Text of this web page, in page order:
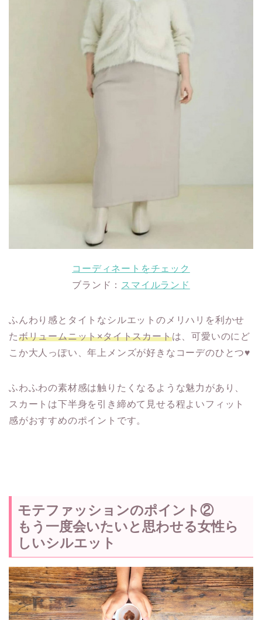
コーディネートをチェック
ブランド： スマイルランド
ふんわり感とタイトなシルエットのメリハリを利かせ
たボリュームニット×タイトスカートは、可愛いのにど
こか大人っぽい、年上メンズが好きなコーデのひとつ♥
ふわふわの素材感は触りたくなるような魅力があり、
スカートは下半身を引き締めて見せる程よいフィット
感がおすすめのポイントです。
モテファッションのポイント②
もう一度会いたいと思わせる女性ら
しいシルエット